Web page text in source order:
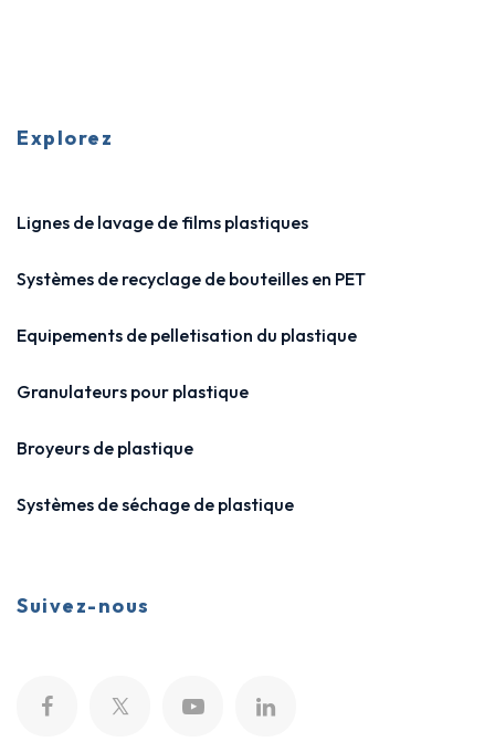
Explorez
Lignes de lavage de films plastiques
Systèmes de recyclage de bouteilles en PET
Equipements de pelletisation du plastique
Granulateurs pour plastique
Broyeurs de plastique
Systèmes de séchage de plastique
Suivez-nous